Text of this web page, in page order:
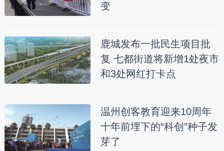
变
鹿城发布一批民生项目批
复 七都街道将新增1处夜市
和3处网红打卡点
温州创客教育迎来10周年
十年前埋下的“科创”种子发
芽了